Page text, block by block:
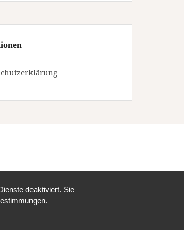
deaktiviert. Sie